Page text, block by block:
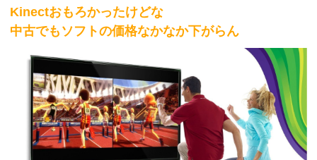
Kinectおもろかったけどな
中古でもソフトの価格なかなか下がらん